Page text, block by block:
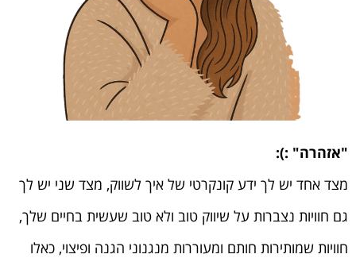
"אזהרה" :):
מצד אחד יש לך ידע קונקרטי של איך לשווק, מצד שני יש לך
גם חוויות נצברות על שיווק טוב ולא טוב שעשית בחיים שלך,
חוויות שמותירות חותם ומעוררות מנגנוני הגנה ופיצוי, כאלו